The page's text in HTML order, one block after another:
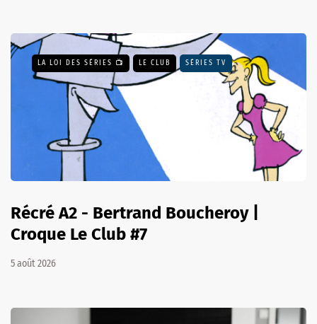
LA LOI DES SÉRIES 📺 LE CLUB SÉRIES TV
Récré A2 - Bertrand Boucheroy |
Croque Le Club #7
5 août 2026